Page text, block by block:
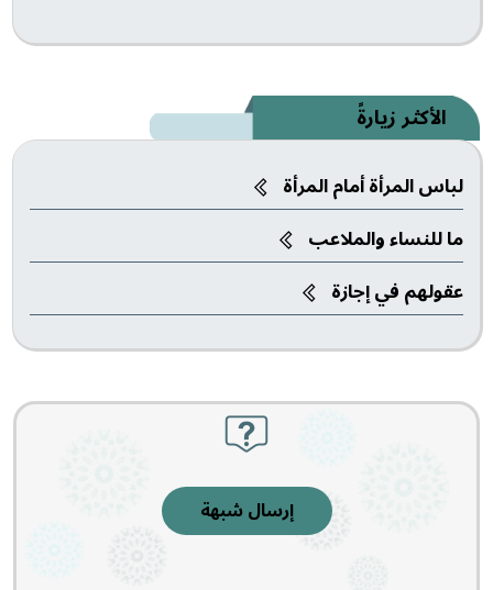
الأكثر زيارةً
لباس المرأة أمام المرأة
ما للنساء والملاعب‎
عقولهم في إجازة
إرسال شبهة